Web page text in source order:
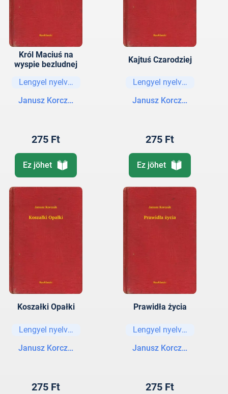
Król Maciuś na
wyspie bezludnej
Lengyel nyelvű könyvek
Janusz Korczak
275 Ft
Ez jöhet
Kajtuś Czarodziej
Lengyel nyelvű könyvek
Janusz Korczak
275 Ft
Ez jöhet
Koszałki Opałki
Lengyel nyelvű könyvek
Janusz Korczak
275 Ft
Prawidła życia
Lengyel nyelvű könyvek
Janusz Korczak
275 Ft